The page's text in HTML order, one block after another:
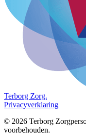
Terborg Zorg.
Privacyverklaring
© 2026 Terborg
voorbehouden.